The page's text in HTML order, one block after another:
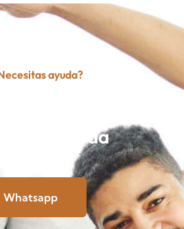
ayuda?
ayuda
Whatsapp